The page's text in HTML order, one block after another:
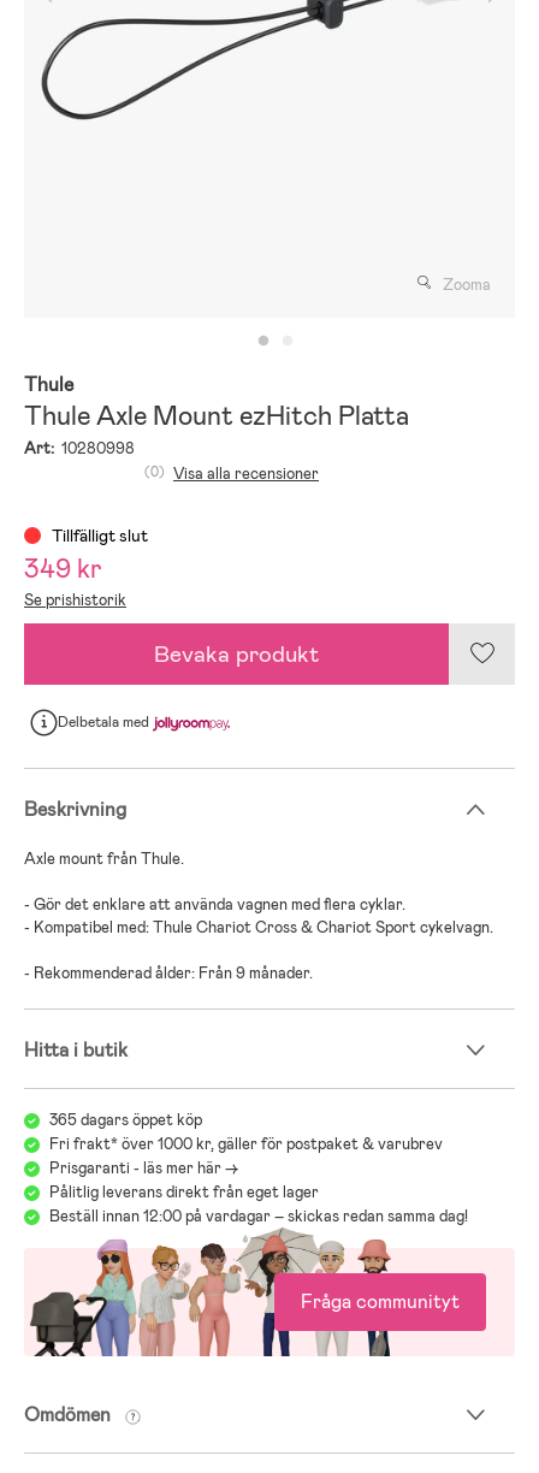
Zooma
Thule
Thule Axle Mount ezHitch Platta
Art: 10280998
(0) Visa alla recensioner
Tillfälligt slut
349 kr
Se prishistorik
Bevaka produkt
Delbetalamed
Beskrivning
Axle mount från Thule.
- Gör det enklare att använda vagnen med flera cyklar.
- Kompatibel med: Thule Chariot Cross & Chariot Sport cykelvagn.
- Rekommenderad ålder: Från 9 månader.
Hitta i butik
365 dagars öppet köp
Fri frakt* över 1000 kr, gäller för postpaket & varubrev
Prisgaranti - läs mer här ->
Pålitlig leverans direkt från eget lager
Beställ innan 12:00 på vardagar – skickas redan samma dag!
Fråga communityt
Omdömen